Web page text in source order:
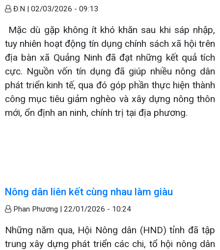
Đ.N | 02/03/2026 - 09:13
Mặc dù gặp không ít khó khăn sau khi sáp nhập,
tuy nhiên hoạt động tín dụng chính sách xã hội trên
địa bàn xã Quảng Ninh đã đạt những kết quả tích
cực. Nguồn vốn tín dụng đã giúp nhiều nông dân
phát triển kinh tế, qua đó góp phần thực hiện thành
công mục tiêu giảm nghèo và xây dựng nông thôn
mới, ổn định an ninh, chính trị tại địa phương.
Nông dân liên kết cùng nhau làm giàu
Phan Phương | 22/01/2026 - 10:24
Những năm qua, Hội Nông dân (HND) tỉnh đã tập
trung xây dựng phát triển các chi, tổ hội nông dân